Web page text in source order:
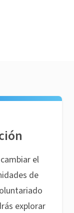
el
de
explorar